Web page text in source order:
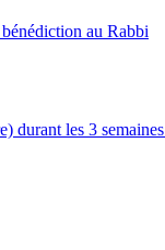
au Rabbi
durant les 3